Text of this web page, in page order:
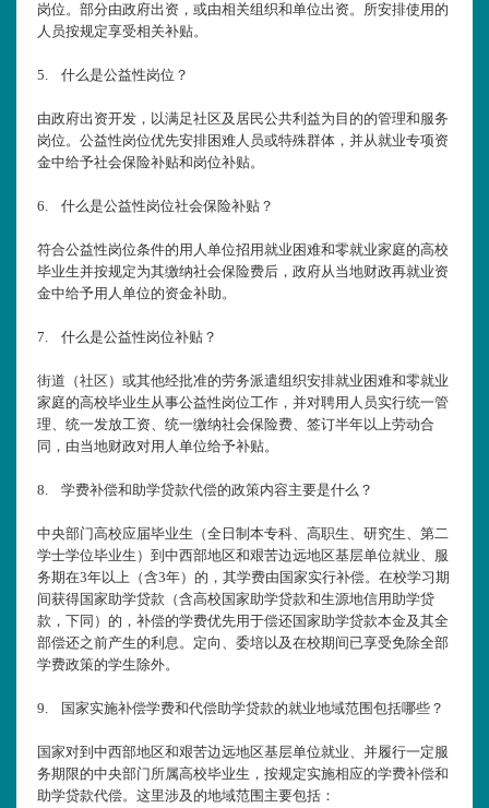
岗位。部分由政府出资，或由相关组织和单位出资。所安排使用的
人员按规定享受相关补贴。
5. 什么是公益性岗位？
由政府出资开发，以满足社区及居民公共利益为目的的管理和服务
岗位。公益性岗位优先安排困难人员或特殊群体，并从就业专项资
金中给予社会保险补贴和岗位补贴。
6. 什么是公益性岗位社会保险补贴？
符合公益性岗位条件的用人单位招用就业困难和零就业家庭的高校
毕业生并按规定为其缴纳社会保险费后，政府从当地财政再就业资
金中给予用人单位的资金补助。
7. 什么是公益性岗位补贴？
街道（社区）或其他经批准的劳务派遣组织安排就业困难和零就业
家庭的高校毕业生从事公益性岗位工作，并对聘用人员实行统一管
理、统一发放工资、统一缴纳社会保险费、签订半年以上劳动合
同，由当地财政对用人单位给予补贴。
8. 学费补偿和助学贷款代偿的政策内容主要是什么？
中央部门高校应届毕业生（全日制本专科、高职生、研究生、第二
学士学位毕业生）到中西部地区和艰苦边远地区基层单位就业、服
务期在3年以上（含3年）的，其学费由国家实行补偿。在校学习期
间获得国家助学贷款（含高校国家助学贷款和生源地信用助学贷
款，下同）的，补偿的学费优先用于偿还国家助学贷款本金及其全
部偿还之前产生的利息。定向、委培以及在校期间已享受免除全部
学费政策的学生除外。
9. 国家实施补偿学费和代偿助学贷款的就业地域范围包括哪些？
国家对到中西部地区和艰苦边远地区基层单位就业、并履行一定服
务期限的中央部门所属高校毕业生，按规定实施相应的学费补偿和
助学贷款代偿。这里涉及的地域范围主要包括：